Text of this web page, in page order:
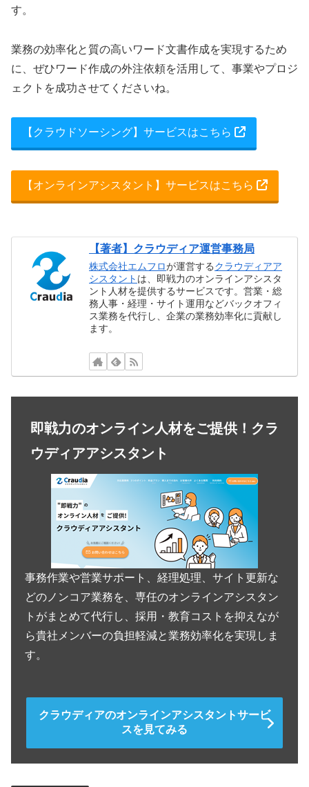
す。
業務の効率化と質の高いワード文書作成を実現するため
に、ぜひワード作成の外注依頼を活用して、事業やプロジ
ェクトを成功させてくださいね。
【クラウドソーシング】サービスはこちら
【オンラインアシスタント】サービスはこちら
【著者】クラウディア運営事務局
株式会社エムフロが運営するクラウディアア
シスタント は、即戦力のオンラインアシスタ
ント人材を提供するサービスです。営業・総
務人事・経理・サイト運用などバックオフィ
ス業務を代行し、企業の業務効率化に貢献し
ます。
即戦力のオンライン人材をご提供！クラ
ウディアアシスタント
事務作業や営業サポート、経理処理、サイト更新な
どのノンコア業務を、専任のオンラインアシスタン
トがまとめて代行し、採用・教育コストを抑えなが
ら貴社メンバーの負担軽減と業務効率化を実現しま
す。
クラウディアのオンラインアシスタントサービ
スを見てみる